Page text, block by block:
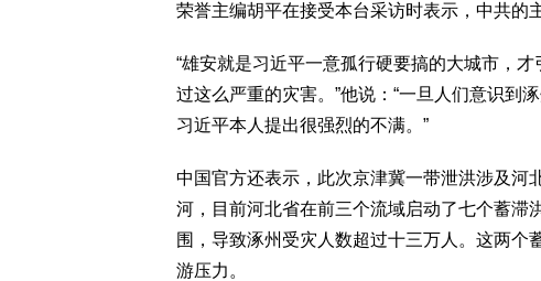
荣誉主编胡平在接受本台采访时表示，中共的
“雄安就是习近平一意孤行硬要搞的大城市，
过这么严重的灾害。”他说：“一旦人们意识到
习近平本人提出很强烈的不满。”
中国官方还表示，此次京津冀一带泄洪涉及
河，目前河北省在前三个流域启动了七个蓄滞
围，导致涿州受灾人数超过十三万人。这两
游压力。